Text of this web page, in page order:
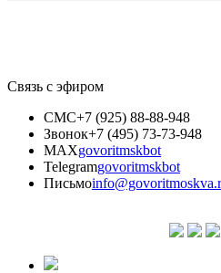
Связь с эфиром
СМС+7 (925) 88-88-948
Звонок+7 (495) 73-73-948
MAXgovoritmskbot
Telegramgovoritmskbot
Письмо